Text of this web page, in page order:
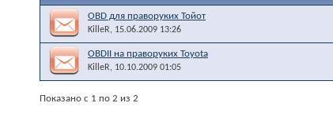
OBD для праворуких Тойот
KilleR, 15.06.2009 13:26
OBDII на праворуких Toyota
KilleR, 10.10.2009 01:05
Показано с 1 по 2 из 2